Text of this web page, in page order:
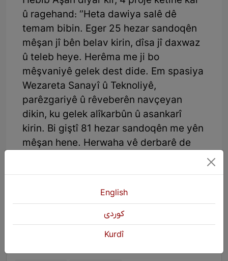
û ragehand: ‘’Heta dawiya salê dê
temam bibin. Eger 25 hezar sandoqên
mêşan jî bên belav kirin, dîsa jî daxwaz
û teleb heye. Herêma me ji bo
mêşvaniyê gelek dest dide. Em spasiya
Wezareta Sanayî û Teknoliyê,
parêzgariyê û rêveberên navçeyan
dikin, ku gelek alîkarbûn û asankarî
kirin. Bi giştî 81 hezar sandoqên me yên
mêşan hene. Herwaha vê derbarê de
hemû saziyên me jî li gel me hewkar û
alîkar in û li gel me ne.’’
English
كوردی
Kurdî